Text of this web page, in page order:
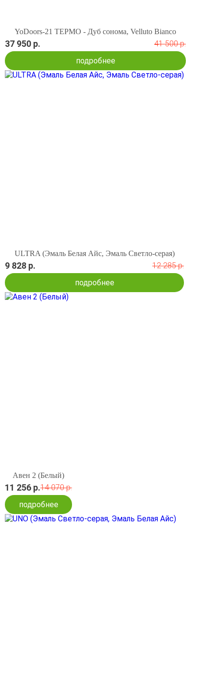
YoDoors-21 ТЕРМО - Дуб сонома, Velluto Bianco
37 950 р.
41 500 р.
подробнее
ULTRA (Эмаль Белая Айс, Эмаль Светло-серая)
9 828 р.
12 285 р.
подробнее
Авен 2 (Белый)
11 256 р.14 070 р.
подробнее